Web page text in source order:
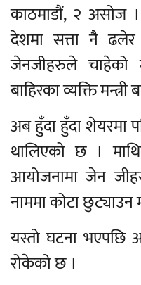
काठमाडौं, २ असोज
देशमा सत्ता नै
जेनजीहरुले चाहेको
बाहिरका व्यक्ति
अब हुँदा हुँदा शेयरमा
थालिएको छ ।
आयोजनामा जेन
नाममा कोटा छुट्याउन
यस्तो घटना भएपछि
रोकेको छ ।